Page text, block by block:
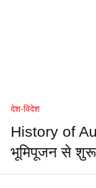
देश-विदेश
History of
भूमिपूजन से शुरू